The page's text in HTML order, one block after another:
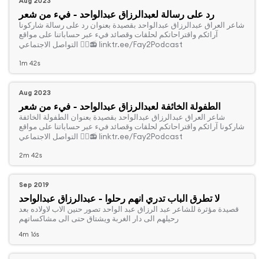
رد على رسالة لعبدالرزاق عبدالواحد - فيء من شعر
‏شاعر العراق عبدالرزاق عبدالواحد بقصيدة بعنوان رد على رسالة شاركونا
آرائكم واقتراحاتكم لحلقات وقصائد فيء عبر حساباتنا على مواقع
التواصل الاجتماعي 👇🏻📻 linktr.ee/Fay2Podcast
1m 42s
Aug 2023
الطفولة الخائفة لعبدالرزاق عبدالواحد - فيء من شعر
‏شاعر العراق عبدالرزاق عبدالواحد بقصيدة بعنوان الطفولة الخائفة
شاركونا آرائكم واقتراحاتكم لحلقات وقصائد فيء عبر حساباتنا على مواقع
التواصل الاجتماعي 👇🏻📻 linktr.ee/Fay2Podcast
2m 42s
Sep 2019
لا تطرق الباب تدري انهم رحلوا - عبدالرزاق عبدالواحد
‏قصيدة مؤثرة للشاعر عبد الرزاق عبد الواحد تصور حنين الاب لاولاده بعد
رحيلهم الى دار الغربة ويشتاق حتى الى مشاكساتهم
4m 16s